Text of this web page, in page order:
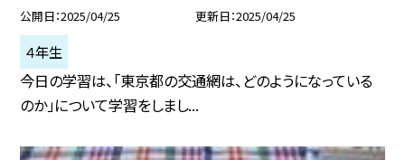
公開日 2025/04/25 更新日 2025/04/25
４年生
今日の学習は、「東京都の交通網は、どのようになっている
のか」について学習をしまし...